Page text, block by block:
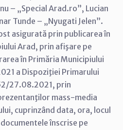
– „Special Arad.ro”, Lucian
Tunde – „Nyugati Jelen”.
asigurată prin publicarea în
Arad, prin afişare pe
în Primăria Municipiului
a Dispoziţiei Primarului
27.08.2021, prin
mass-media
cuprinzând data, ora, locul
înscrise pe